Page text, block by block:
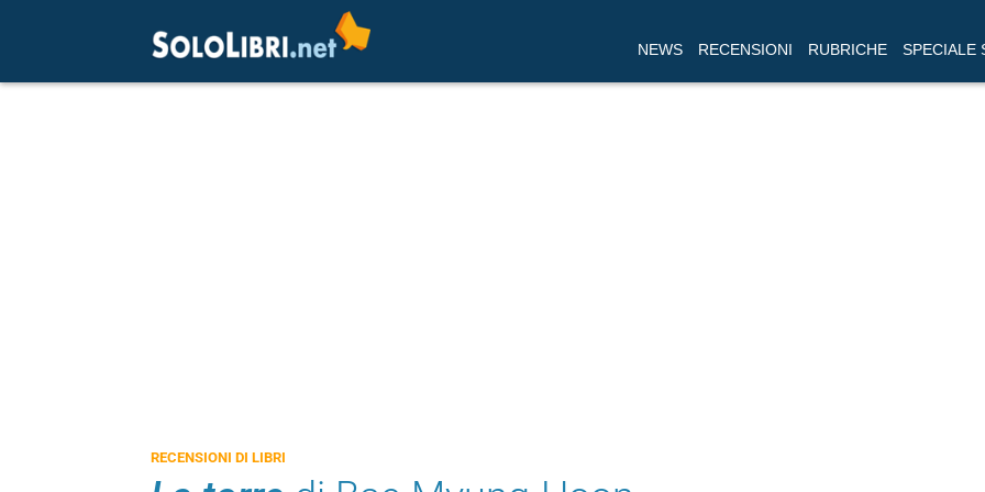
NEWS RECENSIONI RUBRICHE SPECIALE
RECENSIONI DI LIBRI